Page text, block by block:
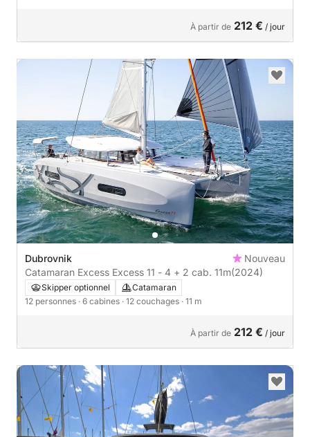
À partir de 212 € / jour
Dubrovnik
Nouveau
Catamaran Excess Excess 11 - 4 + 2 cab. 11m(2024)
Skipper optionnel
Catamaran
12 personnes · 6 cabines · 12 couchages · 11 m
À partir de 212 € / jour